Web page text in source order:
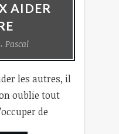
AIDER
Pascal
les autres, il
oublie tout
de